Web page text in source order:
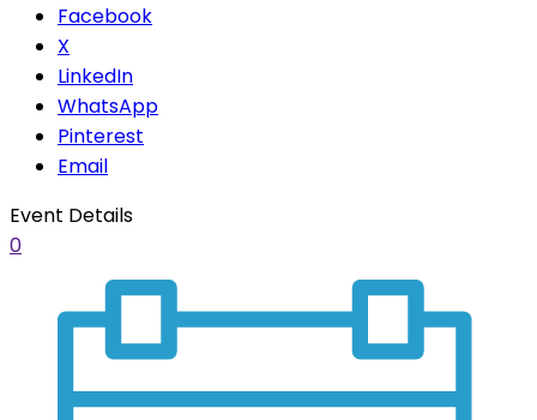
Facebook
X
LinkedIn
WhatsApp
Pinterest
Email
Event Details
0